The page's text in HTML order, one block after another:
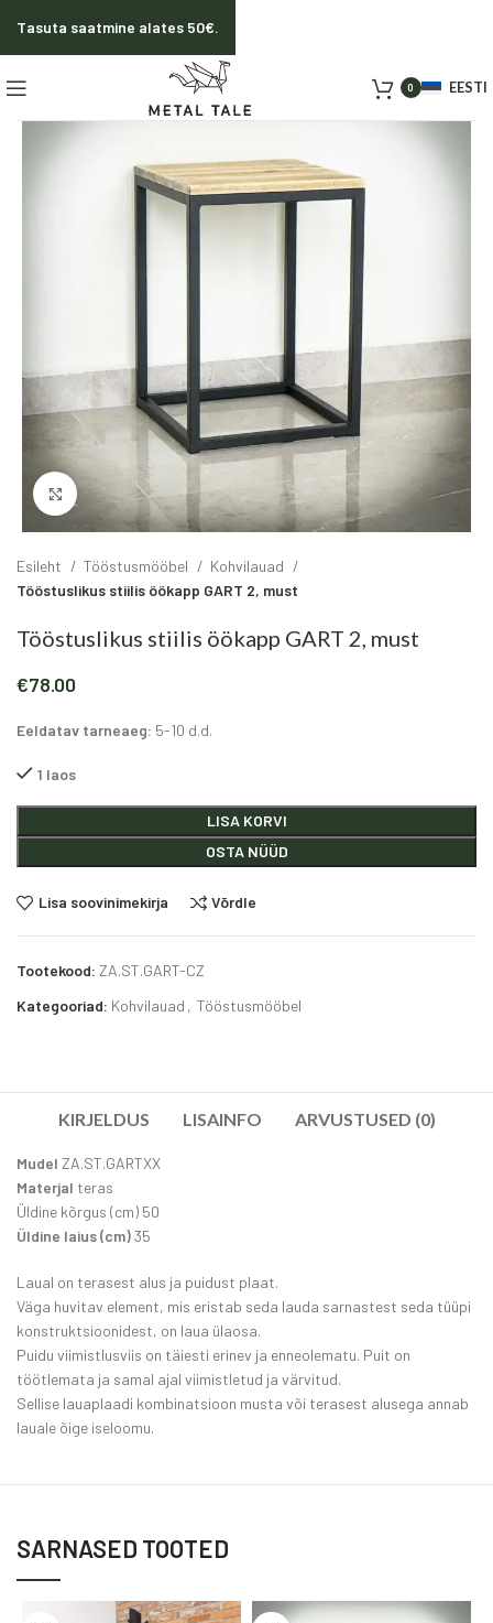
0 EESTI
Click to enlarge
Esileht Tööstusmööbel
Kohvilauad
Tööstuslikus stiilis öökapp GART 2, must
Tööstuslikus stiilis öökapp GART 2, must
€78.00
Eeldatav tarneaeg: 5-10 d.d.
1 laos
LISA KORVI
OSTA NÜÜD
Lisa soovinimekirja Võrdle
Tootekood: ZA.ST.GART-CZ
Kategooriad: Kohvilauad , Tööstusmööbel
KIRJELDUS LISAINFO ARVUSTUSED (0)
Mudel ZA.ST.GARTXX
Materjal teras
Üldine kõrgus (cm) 50
Üldine laius (cm)35
Laual on terasest alus ja puidust plaat.
Väga huvitav element, mis eristab seda lauda sarnastest seda tüüpi
konstruktsioonidest, on laua ülaosa.
Puidu viimistlusviis on täiesti erinev ja enneolematu. Puit on
töötlemata ja samal ajal viimistletud ja värvitud.
Sellise lauaplaadi kombinatsioon musta või terasest alusega annab
lauale õige iseloomu.
SARNASED TOOTED
Tasuta saatmine alates 50€.